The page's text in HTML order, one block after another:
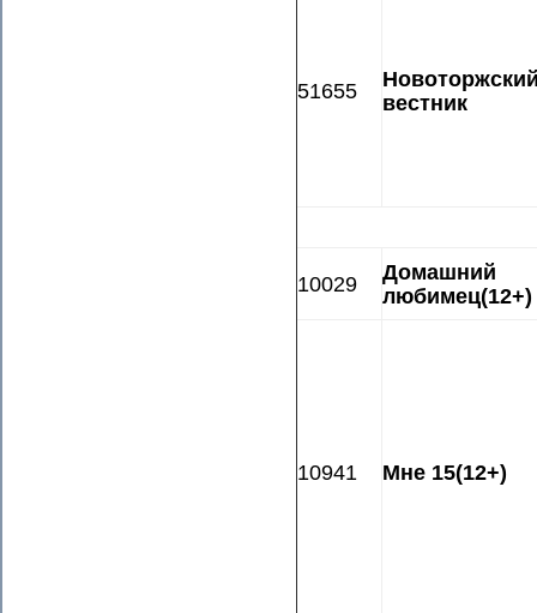
51655
вестник
10029
Домашний
любимец(12+)
10941 Мне 15(12+)